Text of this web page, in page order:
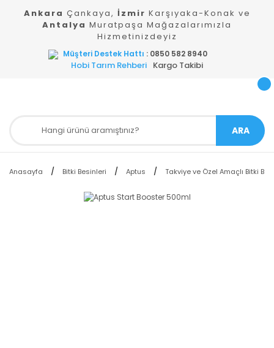
Ankara Çankaya, İzmir Karşıyaka-Konak ve
Antalya Muratpaşa Mağazalarımızla
Hizmetinizdeyiz
Müşteri Destek Hattı : 0850 582 8940
Hobi Tarım Rehberi Kargo Takibi
ARA
Anasayfa Bitki Besinleri Aptus Takviye ve Özel Amaçlı Bitki